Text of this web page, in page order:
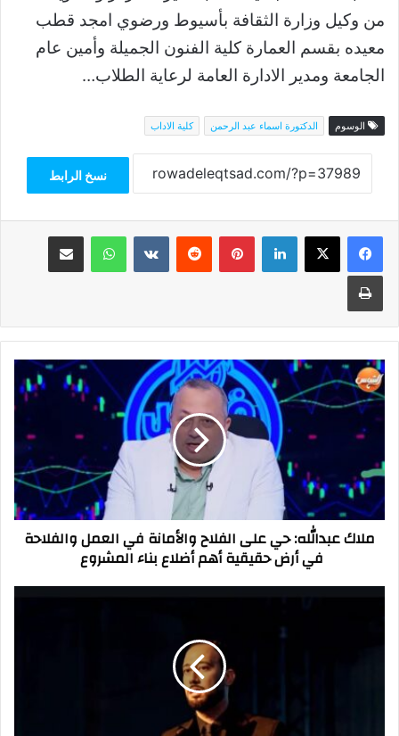
من وكيل وزارة الثقافة بأسيوط ورضوي امجد قطب
معيده بقسم العمارة كلية الفنون الجميلة وأمين عام
الجامعة ومدير الادارة العامة لرعاية الطلاب…
الوسوم الدكتورة اسماء عبد الرحمن كلية الاداب
نسخ الرابط
فيسبوك‫X لينكدإن بينتيريست واتساب مشاركة عبر البريد
طباعة
ملاك
عبدالله:
حي
على
الفلاح
والأمانة
في
العمل
والفلاحة
فيملاك عبدالله: حي على الفلاح والأمانة في العمل والفلاحة
في أرض حقيقية أهم أضلاع بناء المشروع